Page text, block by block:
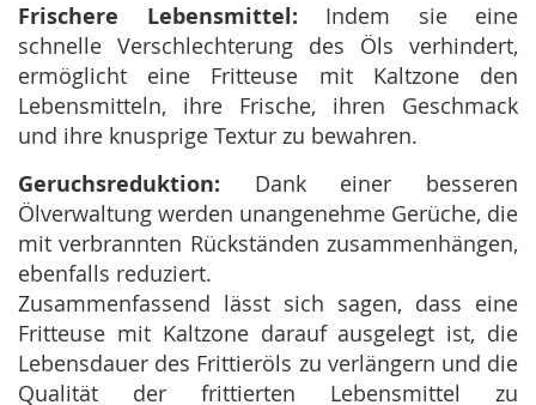
Frischere Lebensmittel: Indem sie eine
schnelle Verschlechterung des Öls verhindert,
ermöglicht eine Fritteuse mit Kaltzone den
Lebensmitteln, ihre Frische, ihren Geschmack
und ihre knusprige Textur zu bewahren.
Geruchsreduktion: Dank einer besseren
Ölverwaltung werden unangenehme Gerüche, die
mit verbrannten Rückständen zusammenhängen,
ebenfalls reduziert.
Zusammenfassend lässt sich sagen, dass eine
Fritteuse mit Kaltzone darauf ausgelegt ist, die
Lebensdauer des Frittieröls zu verlängern und die
Qualität der frittierten Lebensmittel zu